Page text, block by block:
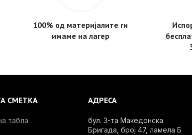
100% од материјалите ги
имаме на лагер
СМЕТКА
табла
АДРЕСА
бул. 3-та Македонска
Бригада, број 47, ламела Б